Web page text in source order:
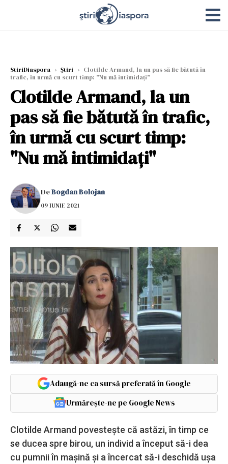
StiriDiaspora › Știri › Clotilde Armand, la un pas să fie bătută în
trafic, în urmă cu scurt timp: "Nu mă intimidați"
Clotilde Armand, la un
pas să fie bătută în trafic,
în urmă cu scurt timp:
"Nu mă intimidați"
DeBogdan Bolojan
09 IUNIE 2021
Adaugă-ne ca sursă preferată în Google
Urmărește-ne pe Google News
Clotilde Armand povestește că astăzi, în timp ce
se ducea spre birou, un individ a început să-i dea
cu pumnii în mașină și a încercat să-i deschidă ușa